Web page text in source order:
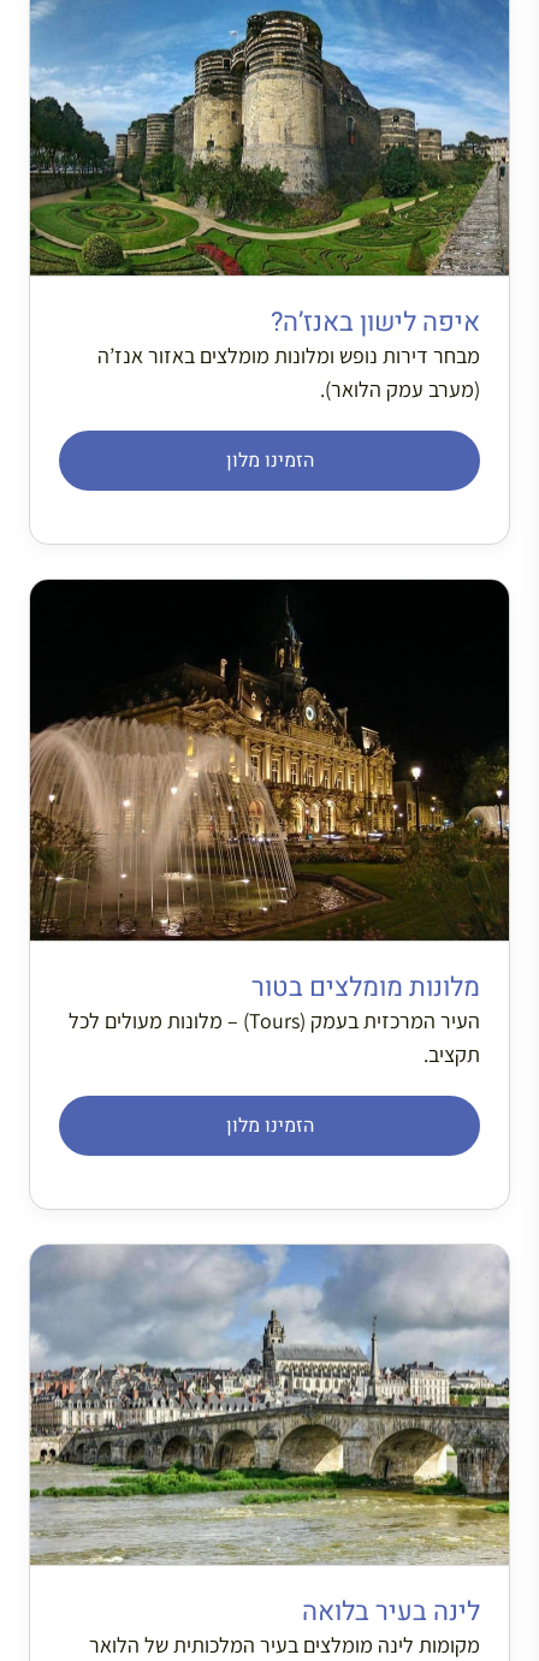
איפה לישון באנז’ה?
מבחר דירות נופש ומלונות מומלצים באזור אנז’ה
(מערב עמק הלואר).
הזמינו מלון
מלונות מומלצים בטור
העיר המרכזית בעמק (Tours) – מלונות מעולים לכל
תקציב.
הזמינו מלון
לינה בעיר בלואה
מקומות לינה מומלצים בעיר המלכותית של הלואר